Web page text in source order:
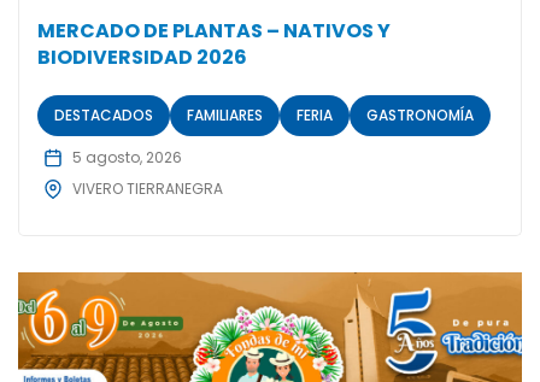
MERCADO DE PLANTAS – NATIVOS Y
BIODIVERSIDAD 2026
DESTACADOS FAMILIARES FERIA GASTRONOMÍA
5 agosto, 2026
VIVERO TIERRANEGRA